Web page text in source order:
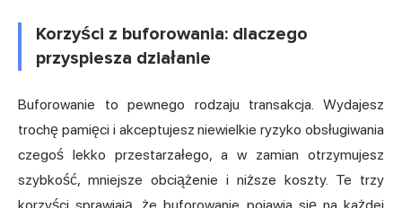
Korzyści z buforowania: dlaczego
przyspiesza działanie
Buforowanie to pewnego rodzaju transakcja. Wydajesz
trochę pamięci i akceptujesz niewielkie ryzyko obsługiwania
czegoś lekko przestarzałego, a w zamian otrzymujesz
szybkość, mniejsze obciążenie i niższe koszty. Te trzy